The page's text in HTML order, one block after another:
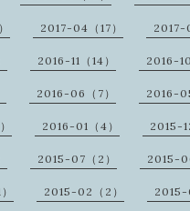
2017-04（17） 2017-
2016-11（14） 2016-
2016-06（7） 2016-
2016-01（4） 2015-
2015-07（2） 2015-
2015-02（2） 2015-